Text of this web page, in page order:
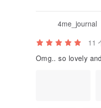
4me_journal
11
Omg.. so lovely